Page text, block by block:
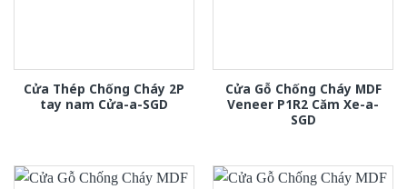
Cửa Thép Chống Cháy 2P
tay nam Cửa-a-SGD
Cửa Gỗ Chống Cháy MDF
Veneer P1R2 Căm Xe-a-
SGD